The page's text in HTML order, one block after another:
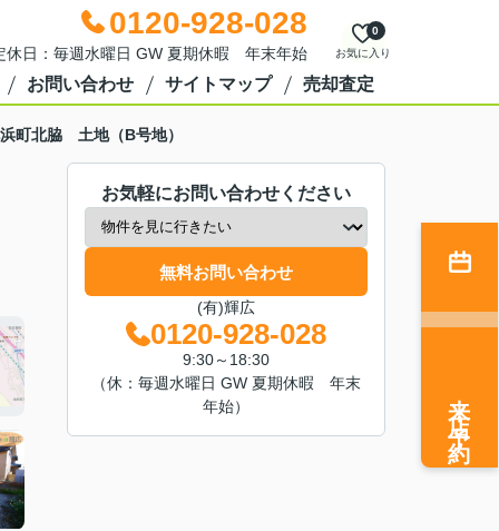
0120-928-028
日：毎週水曜日 GW 夏期休暇 年末年始 お気に入り
0
お問い合わせ サイトマップ 売却査定
町北脇 土地（B号地）
お気軽にお問い合わせください
無料お問い合わせ
(有)輝広
0120-928-028
9:30～18:30
（休：毎週水曜日 GW 夏期休暇 年末
年始）
来店予約